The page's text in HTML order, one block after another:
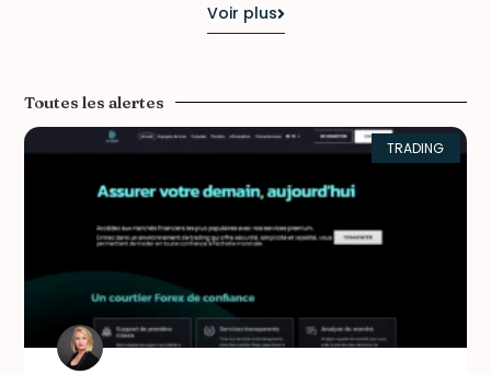
Voir plus
Toutes les alertes
TRADING